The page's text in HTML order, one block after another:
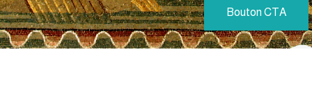
Bouton CTA